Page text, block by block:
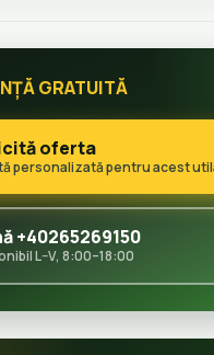
GRATUITĂ
oferta
personalizată pentru acest
+40265269150
L–V, 8:00–18:00